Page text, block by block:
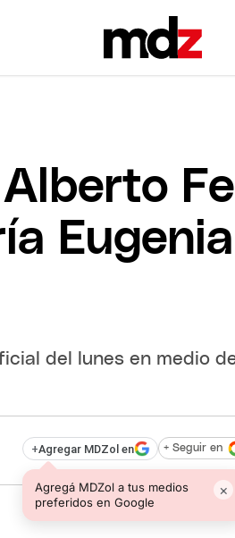
del lunes en medio
+Agregar MDZol en
Agregá MDZol a tus medios
preferidos en Google
×
+ Seguir en